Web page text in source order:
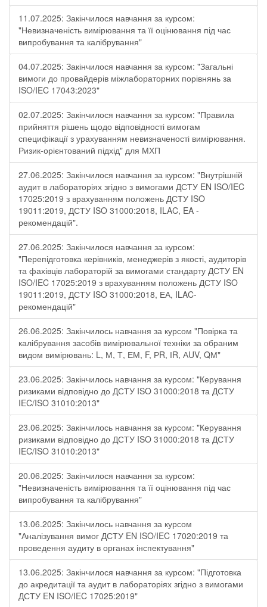
11.07.2025: Закінчилося навчання за курсом:
"Невизначеність вимірювання та її оцінювання під час
випробування та калібрування"
04.07.2025: Закінчилося навчання за курсом: "Загальні
вимоги до провайдерів міжлабораторних порівнянь за
ISO/IEC 17043:2023"
02.07.2025: Закінчилося навчання за курсом: "Правила
прийняття рішень щодо відповідності вимогам
специфікації з урахуванням невизначеності вимірювання.
Ризик-орієнтований підхід" для МХП
27.06.2025: Закінчилося навчання за курсом: "Внутрішній
аудит в лабораторіях згідно з вимогами ДСТУ EN ISO/IEC
17025:2019 з врахуванням положень ДСТУ ISO
19011:2019, ДСТУ ISO 31000:2018, ILAC, EA -
рекомендацій".
27.06.2025: Закінчилося навчання за курсом:
"Перепідготовка керівників, менеджерів з якості, аудиторів
та фахівців лабораторій за вимогами стандарту ДСТУ EN
ISO/IEC 17025:2019 з врахуванням положень ДСТУ ISO
19011:2019, ДСТУ ISO 31000:2018, ЕА, ILAC-
рекомендацій"
26.06.2025: Закінчилось навчання за курсом "Повірка та
калібрування засобів вимірювальної техніки за обраним
видом вимірювань: L, М, Т, ЕМ, F, РR, ІR, АUV, QМ"
23.06.2025: Закінчилось навчання за курсом: "Керування
ризиками відповідно до ДСТУ ISO 31000:2018 та ДСТУ
IEC/ISO 31010:2013"
23.06.2025: Закінчилось навчання за курсом: "Керування
ризиками відповідно до ДСТУ ISO 31000:2018 та ДСТУ
IEC/ISO 31010:2013"
20.06.2025: Закінчилося навчання за курсом:
"Невизначеність вимірювання та її оцінювання під час
випробування та калібрування"
13.06.2025: Закінчилось навчання за курсом
"Аналізування вимог ДСТУ EN ISO/IEC 17020:2019 та
проведення аудиту в органах інспектування"
13.06.2025: Закінчилося навчання за курсом: "Підготовка
до акредитації та аудит в лабораторіях згідно з вимогами
ДСТУ EN ISO/IEC 17025:2019"